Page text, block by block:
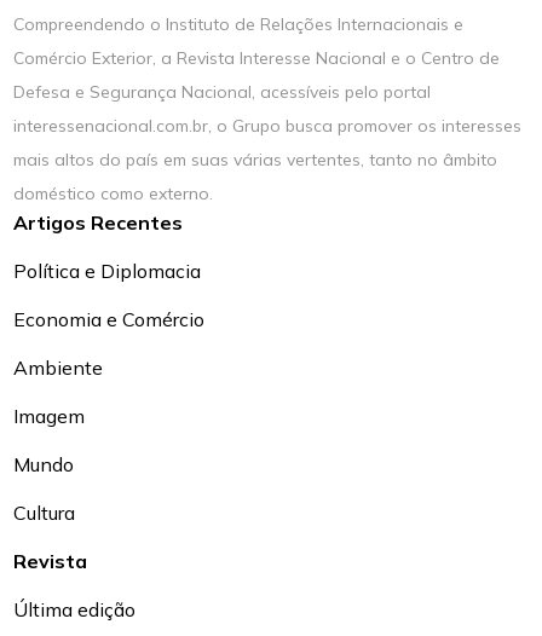
Compreendendo o Instituto de Relações Internacionais e
Comércio Exterior, a Revista Interesse Nacional e o Centro de
Defesa e Segurança Nacional, acessíveis pelo portal
interessenacional.com.br, o Grupo busca promover os interesses
mais altos do país em suas várias vertentes, tanto no âmbito
doméstico como externo.
Artigos Recentes
Política e Diplomacia
Economia e Comércio
Ambiente
Imagem
Mundo
Cultura
Revista
Última edição